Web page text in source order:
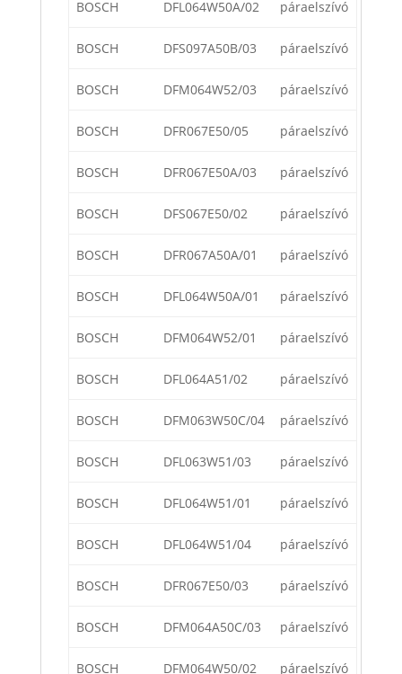
BOSCH DFL064W50A/02 páraelszívó
BOSCH DFS097A50B/03 páraelszívó
BOSCH DFM064W52/03 páraelszívó
BOSCH DFR067E50/05 páraelszívó
BOSCH DFR067E50A/03 páraelszívó
BOSCH DFS067E50/02 páraelszívó
BOSCH DFR067A50A/01 páraelszívó
BOSCH DFL064W50A/01 páraelszívó
BOSCH DFM064W52/01 páraelszívó
BOSCH DFL064A51/02 páraelszívó
BOSCH DFM063W50C/04 páraelszívó
BOSCH DFL063W51/03 páraelszívó
BOSCH DFL064W51/01 páraelszívó
BOSCH DFL064W51/04 páraelszívó
BOSCH DFR067E50/03 páraelszívó
BOSCH DFM064A50C/03 páraelszívó
BOSCH DFM064W50/02 páraelszívó